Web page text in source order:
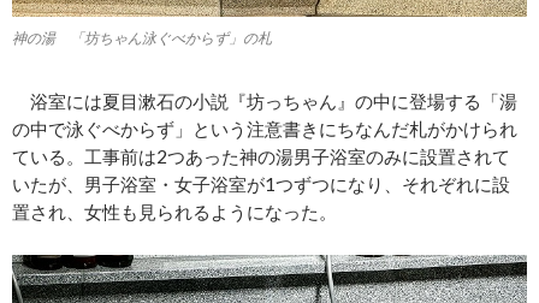
神の湯 「坊ちゃん泳ぐべからず」の札
浴室には夏目漱石の小説『坊っちゃん』の中に登場する「湯
の中で泳ぐべからず」という注意書きにちなんだ札がかけられ
ている。工事前は2つあった神の湯男子浴室のみに設置されて
いたが、男子浴室・女子浴室が1つずつになり、それぞれに設
置され、女性も見られるようになった。